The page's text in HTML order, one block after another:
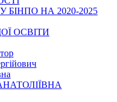
БІНПО НА 2020-2025
ОСВІТИ